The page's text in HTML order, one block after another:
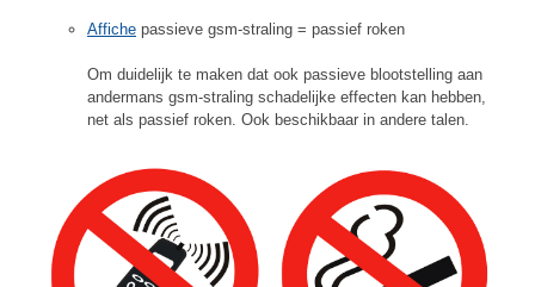
Affiche passieve gsm-straling = passief roken
Om duidelijk te maken dat ook passieve blootstelling aan
andermans gsm-straling schadelijke effecten kan hebben,
net als passief roken. Ook beschikbaar in andere talen.